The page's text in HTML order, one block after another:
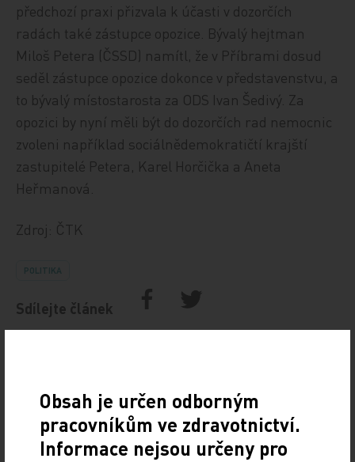
předchozí praxi přizvala k účasti v dozorčích
radách také zástupce opozice. Bývalý hejtman
Miloš Petera (ČSSD) namítl, že v Příbrami dosud
seděl zástupce opozice dokonce v představenstvu, a
to bývalý místostarosta za ODS Ivan Šedivý. Za
opozici by nyní měli být do dozorčích rad nemocnic
zvoleni například sociálnědemokratičtí krajští
zastupitelé Petera, Karel Horčička a Aneta
Heřmanová.
Zdroj: ČTK
POLITIKA
Sdílejte článek
Obsah je určen odborným
pracovníkům ve zdravotnictví.
Informace nejsou určeny pro